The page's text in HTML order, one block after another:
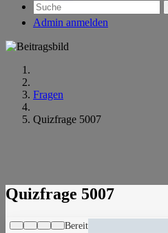
Admin anmelden
Fragen
Quizfrage 5007
Quizfrage 5007
Bereit